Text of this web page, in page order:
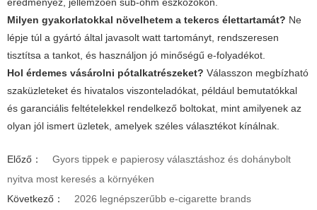
Milyen gyakorlatokkal növelhetem a tekercs élettartamát? Ne
lépje túl a gyártó által javasolt watt tartományt, rendszeresen
tisztítsa a tankot, és használjon jó minőségű e-folyadékot.
Hol érdemes vásárolni pótalkatrészeket? Válasszon megbízható
szaküzleteket és hivatalos viszonteladókat, például bemutatókkal
és garanciális feltételekkel rendelkező boltokat, mint amilyenek az
olyan jól ismert üzletek, amelyek széles választékot kínálnak.
Előző：
Gyors tippek e papierosy választáshoz és dohánybolt
nyitva most keresés a környéken
Következő：
2026 legnépszerűbb e-cigarette brands